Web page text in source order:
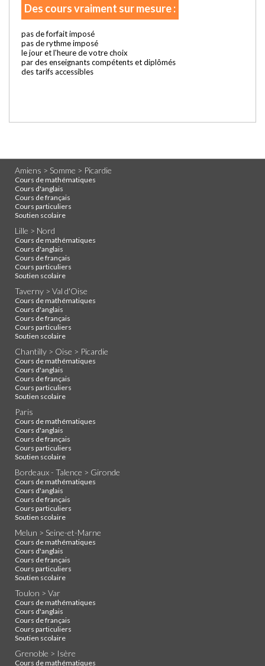
Des cours vraiment sur mesure :
pas de forfait imposé
pas de rythme imposé
le jour et l'heure de votre choix
par des enseignants compétents et diplômés
des tarifs accessibles
Amiens > Somme > Picardie
Cours de mathématiques
Cours d'anglais
Cours de français
Cours particuliers
Soutien scolaire
Lille > Nord
Cours de mathématiques
Cours d'anglais
Cours de français
Cours particuliers
Soutien scolaire
Taverny > Val d'Oise
Cours de mathématiques
Cours d'anglais
Cours de français
Cours particuliers
Soutien scolaire
Chantilly > Oise > Picardie
Cours de mathématiques
Cours d'anglais
Cours de français
Cours particuliers
Soutien scolaire
Paris
Cours de mathématiques
Cours d'anglais
Cours de français
Cours particuliers
Soutien scolaire
Bordeaux - Talence > Gironde
Cours de mathématiques
Cours d'anglais
Cours de français
Cours particuliers
Soutien scolaire
Melun > Seine-et-Marne
Cours de mathématiques
Cours d'anglais
Cours de français
Cours particuliers
Soutien scolaire
Toulon > Var
Cours de mathématiques
Cours d'anglais
Cours de français
Cours particuliers
Soutien scolaire
Grenoble > Isère
Cours de mathématiques